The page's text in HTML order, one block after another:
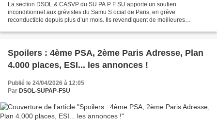
La section DSOL & CASVP du SU PA P F SU apporte un soutien
inconditionnel aux grévistes du Samu S ocial de Paris, en grève
reconductible depuis plus d’un mois. Ils revendiquent de meilleures
Spoilers : 4ème PSA, 2ème Paris Adresse, Plan
4.000 places, ESI... les annonces !
Publié le 24/04/2026 à 12:05
Par DSOL-SUPAP-FSU